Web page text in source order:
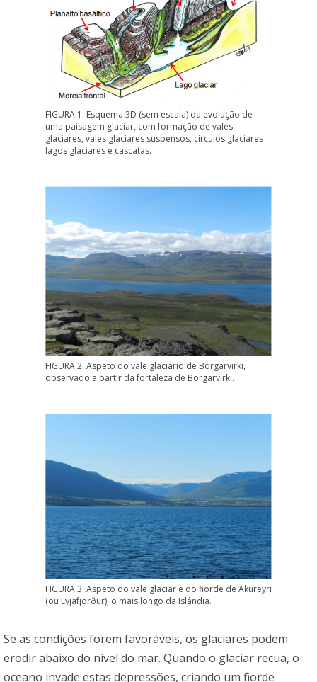
FIGURA 1. Esquema 3D (sem escala) da evolução de
uma paisagem glaciar, com formação de vales
glaciares, vales glaciares suspensos, círculos glaciares
lagos glaciares e cascatas.
FIGURA 2. Aspeto do vale glaciário de Borgarvirki,
observado a partir da fortaleza de Borgarvirki.
FIGURA 3. Aspeto do vale glaciar e do fiorde de Akureyri
(ou Eyjafjörður), o mais longo da Islândia.
Se as condições forem favoráveis, os glaciares podem
erodir abaixo do nível do mar. Quando o glaciar recua, o
oceano invade estas depressões, criando um fiorde